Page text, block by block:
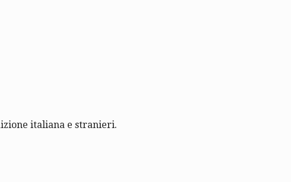
italiana e stranieri.